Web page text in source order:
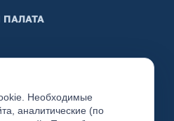
ПАЛАТА
Необходимые
аналитические (по